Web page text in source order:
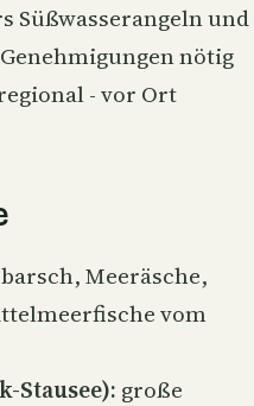
Süßwasserangeln und
nötig
- vor Ort
Meeräsche,
vom
Stausee): große